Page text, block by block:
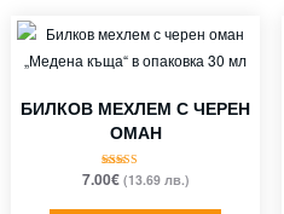
БИЛКОВ МЕХЛЕМ С ЧЕРЕН
ОМАН
Оценено с
5.00
7.00€ (13.69 лв.)